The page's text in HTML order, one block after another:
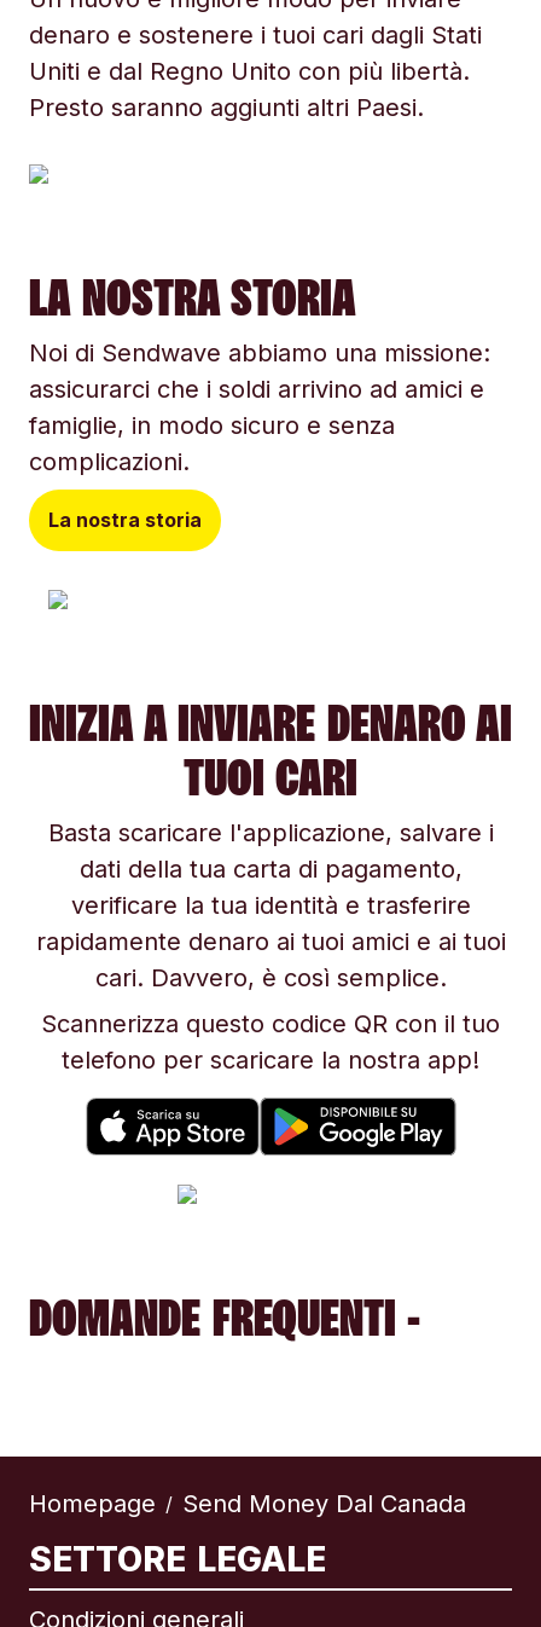
denaro e sostenere i tuoi cari dagli Stati
Uniti e dal Regno Unito con più libertà.
Presto saranno aggiunti altri Paesi.
LA NOSTRA STORIA
Noi di Sendwave abbiamo una missione:
assicurarci che i soldi arrivino ad amici e
famiglie, in modo sicuro e senza
complicazioni.
La nostra storia
INIZIA A INVIARE DENARO AI
TUOI CARI
Basta scaricare l'applicazione, salvare i
dati della tua carta di pagamento,
verificare la tua identità e trasferire
rapidamente denaro ai tuoi amici e ai tuoi
cari. Davvero, è così semplice.
Scannerizza questo codice QR con il tuo
telefono per scaricare la nostra app!
DOMANDE FREQUENTI -
Homepage / Send Money Dal Canada
SETTORE LEGALE
Condizioni generali